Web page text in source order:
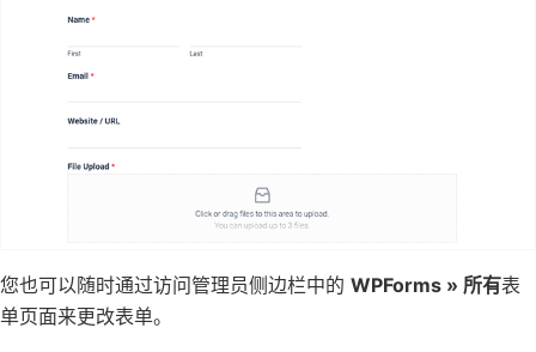
您也可以随时通过访问管理员侧边栏中的 WPForms » 所有表
单页面来更改表单。